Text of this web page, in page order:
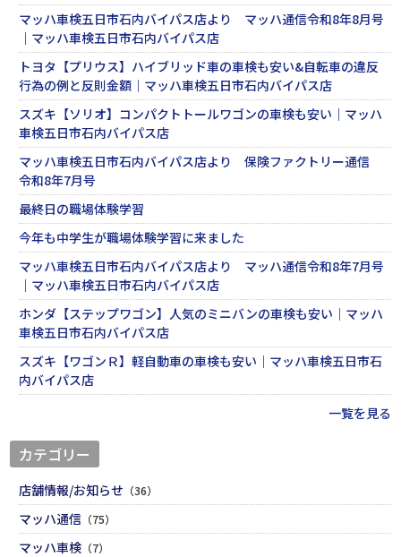
マッハ車検五日市石内バイパス店より マッハ通信令和8年8月号
｜マッハ車検五日市石内バイパス店
トヨタ【プリウス】ハイブリッド車の車検も安い&自転車の違反
行為の例と反則金額｜マッハ車検五日市石内バイパス店
スズキ【ソリオ】コンパクトトールワゴンの車検も安い｜マッハ
車検五日市石内バイパス店
マッハ車検五日市石内バイパス店より 保険ファクトリー通信
令和8年7月号
最終日の職場体験学習
今年も中学生が職場体験学習に来ました
マッハ車検五日市石内バイパス店より マッハ通信令和8年7月号
｜マッハ車検五日市石内バイパス店
ホンダ【ステップワゴン】人気のミニバンの車検も安い｜マッハ
車検五日市石内バイパス店
スズキ【ワゴンＲ】軽自動車の車検も安い｜マッハ車検五日市石
内バイパス店
一覧を見る
カテゴリー
店舗情報/お知らせ （36）
マッハ通信 （75）
マッハ車検 （7）